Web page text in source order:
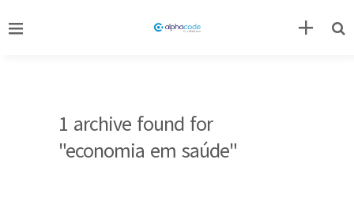
1 archive found for
"economia em saúde"